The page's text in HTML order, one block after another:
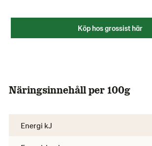
Köp hos grossist här
Näringsinnehåll per 100g
Energi kJ